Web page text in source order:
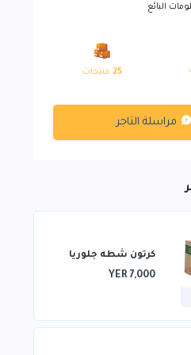
البائع
25 منتجات
مراسلة التاجر
كرتون شطه جلوريا
YER 7,000